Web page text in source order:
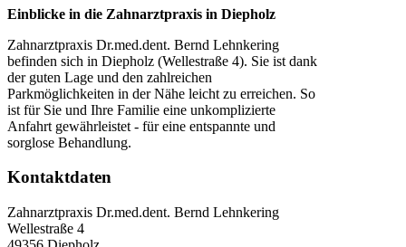
Einblicke in die Zahnarztpraxis in Diepholz
Zahnarztpraxis Dr.med.dent. Bernd Lehnkering
befinden sich in Diepholz (Wellestraße 4). Sie ist dank
der guten Lage und den zahlreichen
Parkmöglichkeiten in der Nähe leicht zu erreichen. So
ist für Sie und Ihre Familie eine unkomplizierte
Anfahrt gewährleistet - für eine entspannte und
sorglose Behandlung.
Kontaktdaten
Zahnarztpraxis Dr.med.dent. Bernd Lehnkering
Wellestraße 4